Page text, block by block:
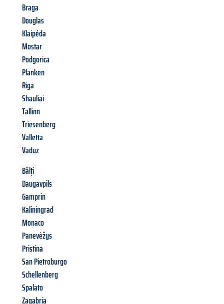
Braga
Douglas
Klaipéda
Mostar
Podgorica
Planken
Riga
Shauliai
Tallinn
Triesenberg
Valletta
Vaduz
Bălți
Daugavpils
Gamprin
Kaliningrad
Monaco
Panevėžys
Pristina
San Pietroburgo
Schellenberg
Spalato
Zagabria